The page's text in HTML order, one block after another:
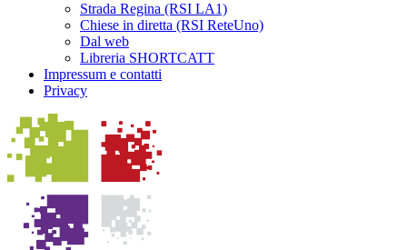
Strada Regina (RSI LA1)
Chiese in diretta (RSI ReteUno)
Dal web
Libreria SHORTCATT
Impressum e contatti
Privacy